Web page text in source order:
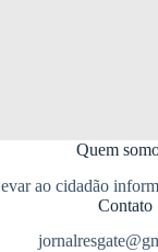
Quem
ao cidadão
Contato